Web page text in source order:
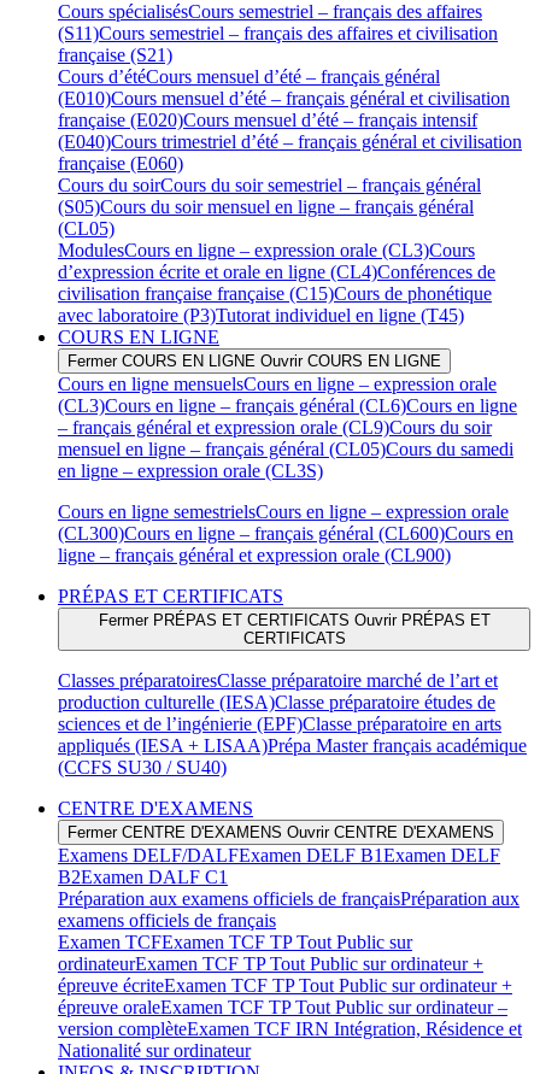
Cours spécialisésCours semestriel – français des affaires
(S11)Cours semestriel – français des affaires et civilisation
française (S21)
Cours d’étéCours mensuel d’été – français général
(E010)Cours mensuel d’été – français général et civilisation
française (E020)Cours mensuel d’été – français intensif
(E040)Cours trimestriel d’été – français général et civilisation
française (E060)
Cours du soirCours du soir semestriel – français général
(S05)Cours du soir mensuel en ligne – français général
(CL05)
ModulesCours en ligne – expression orale (CL3)Cours
d’expression écrite et orale en ligne (CL4)Conférences de
civilisation française française (C15)Cours de phonétique
avec laboratoire (P3)Tutorat individuel en ligne (T45)
COURS EN LIGNE
Fermer COURS EN LIGNE Ouvrir COURS EN LIGNE
Cours en ligne mensuelsCours en ligne – expression orale
(CL3)Cours en ligne – français général (CL6)Cours en ligne
– français général et expression orale (CL9)Cours du soir
mensuel en ligne – français général (CL05)Cours du samedi
en ligne – expression orale (CL3S)
Cours en ligne semestrielsCours en ligne – expression orale
(CL300)Cours en ligne – français général (CL600)Cours en
ligne – français général et expression orale (CL900)
PRÉPAS ET CERTIFICATS
Fermer PRÉPAS ET CERTIFICATS Ouvrir PRÉPAS ET
CERTIFICATS
Classes préparatoiresClasse préparatoire marché de l’art et
production culturelle (IESA)Classe préparatoire études de
sciences et de l’ingénierie (EPF)Classe préparatoire en arts
appliqués (IESA + LISAA)Prépa Master français académique
(CCFS SU30 / SU40)
CENTRE D'EXAMENS
Fermer CENTRE D'EXAMENS Ouvrir CENTRE D'EXAMENS
Examens DELF/DALFExamen DELF B1Examen DELF
B2Examen DALF C1
Préparation aux examens officiels de françaisPréparation aux
examens officiels de français
Examen TCFExamen TCF TP Tout Public sur
ordinateurExamen TCF TP Tout Public sur ordinateur +
épreuve écriteExamen TCF TP Tout Public sur ordinateur +
épreuve oraleExamen TCF TP Tout Public sur ordinateur –
version complèteExamen TCF IRN Intégration, Résidence et
Nationalité sur ordinateur